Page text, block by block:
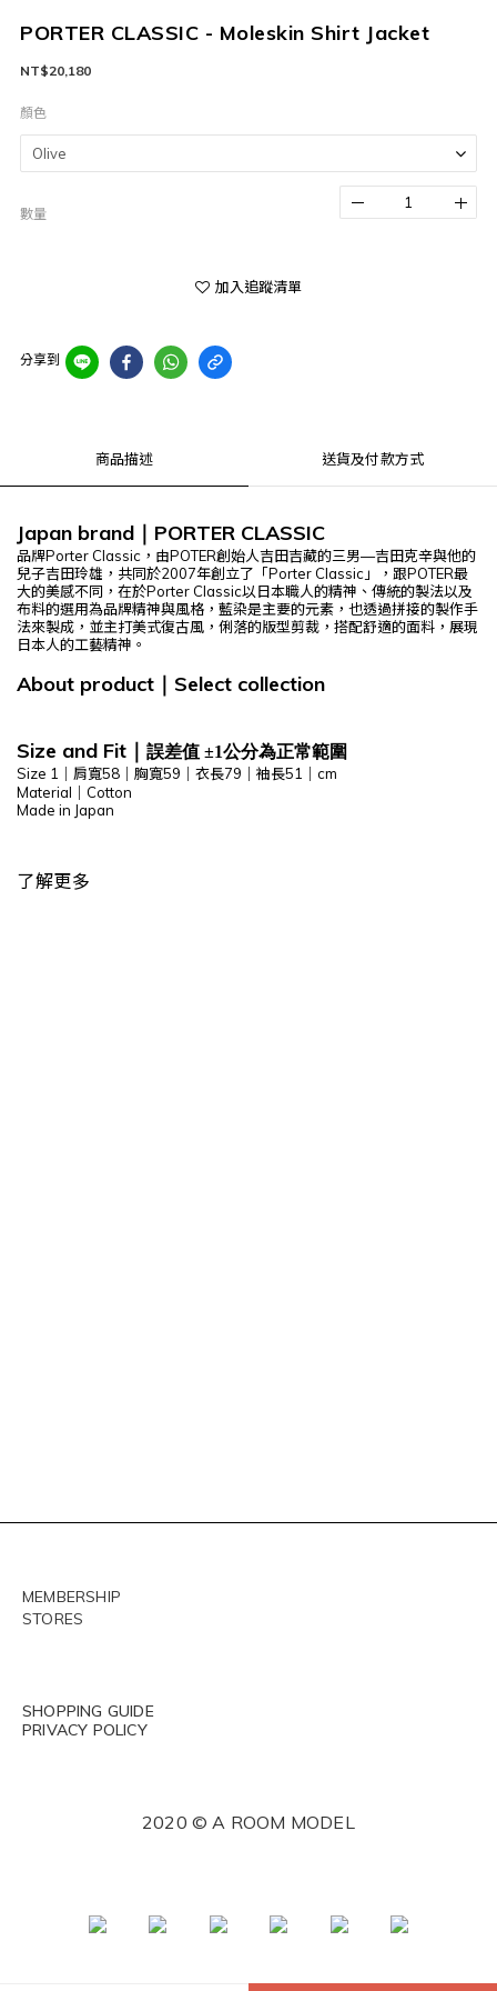
PORTER CLASSIC - Moleskin Shirt Jacket
NT$20,180
顏色
數量
加入追蹤清單
分享到
商品描述 送貨及付款方式
Japan brand PORTER CLASSIC
品牌Porter Classic ，由POTER創始人吉田吉藏的三男—吉田克辛與他的
兒子吉田玲雄，共同於2007年創立了「Porter Classic 」，跟POTER最
大的美感不同，在於Porter Classic以日本職人的精神、傳統的製法以及
布料的選用為品牌精神與風格，藍染是主要的元素，也透過拼接的製作手
法來製成，並主打美式復古風，俐落的版型剪裁，搭配舒適的面料，展現
日本人的工藝精神。
About product Select collection
Size and Fit 誤差值 ±1公分為正常範圍
Size 1｜肩寬58｜胸寬59｜衣長79｜袖長51｜cm
Material
Cotton
Made in Japan
了解更多
MEMBERSHIP
STORES
SHOPPING GUIDE
PRIVACY POLICY
2020 © A ROOM MODEL